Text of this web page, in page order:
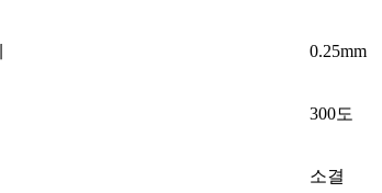
0.25mm
300도
소결